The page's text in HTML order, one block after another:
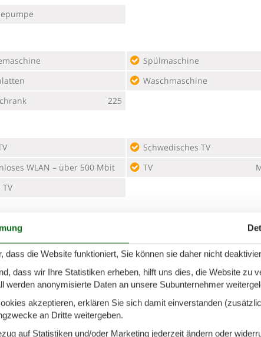
225
Spülmaschine
Waschmaschine
WLAN – über 500 Mbit
Schwedisches TV
TV
Terrasse
25 m²
Parken auf dem Grundstück
Sonnenschirm
dass die Website funktioniert, Sie können sie daher nicht
dass wir Ihre Statistiken erheben, hilft uns dies, die Website zu
werden anonymisierte Daten an unsere Subunternehmer
akzeptieren, erklären Sie sich damit einverstanden
an Dritte weitergeben.
auf Statistiken und/oder Marketing jederzeit ändern oder